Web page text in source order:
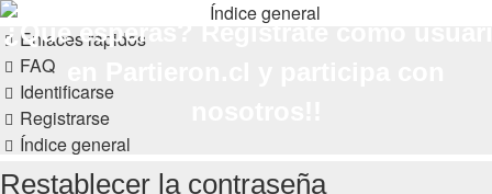
¿Qué esperas? Regístrate como
PARTIERON.CL
El primer foro hípico chileno
Obviar
Enlaces rápidos
FAQ
Identificarse
Registrarse
Índice general
Restablecer la contraseña